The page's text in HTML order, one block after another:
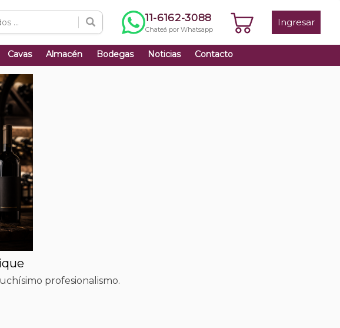
11-6162-3088
Chateá por Whatsapp
Ingresar
Cavas Almacén Bodegas Noticias Contacto
profesionalismo.